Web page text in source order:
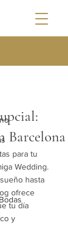
Barcelona
para tu
Wedding.
hasta
ofrece
tu día
y